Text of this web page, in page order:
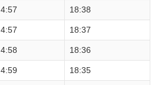
4:57 18:38
4:57 18:37
4:58 18:36
4:59 18:35